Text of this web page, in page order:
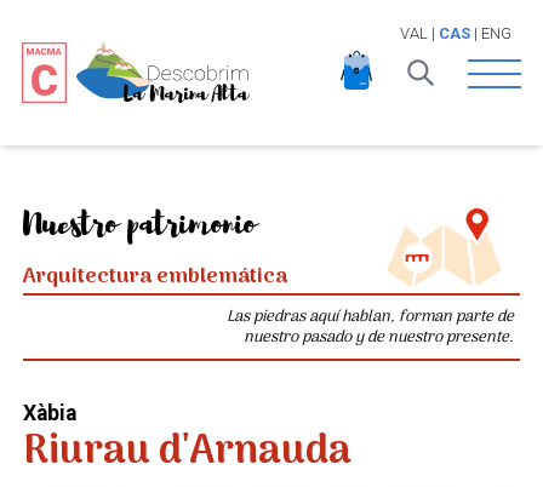
VAL | CAS| ENG
Open
Nuestro patrimonio
Arquitectura emblemática
Las piedras aquí hablan, forman parte de
nuestro pasado y de nuestro presente.
Xàbia
Riurau d'Arnauda